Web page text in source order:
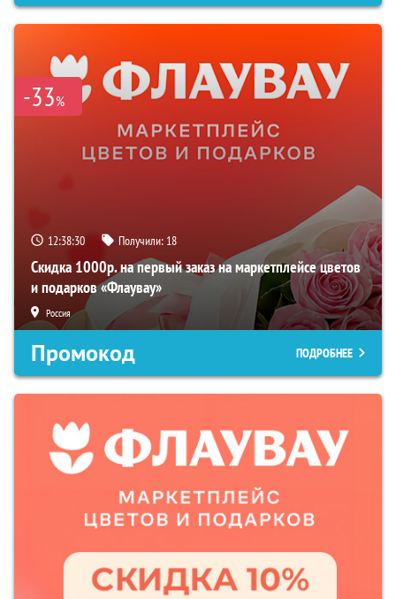
-33%
12:38:29 Получили: 18
Скидка 1000р. на первый заказ на маркетплейсе цветов
и подарков «Флаувау»
Россия
Промокод ПОДРОБНЕЕ